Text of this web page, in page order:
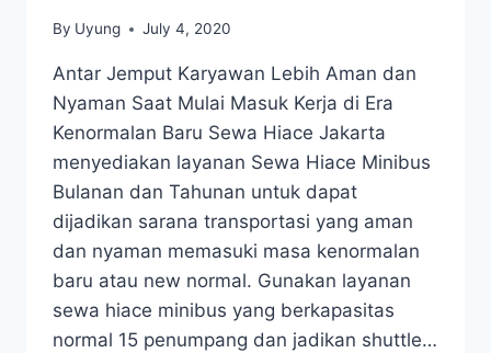
By Uyung July 4, 2020
Antar Jemput Karyawan Lebih Aman dan
Nyaman Saat Mulai Masuk Kerja di Era
Kenormalan Baru Sewa Hiace Jakarta
menyediakan layanan Sewa Hiace Minibus
Bulanan dan Tahunan untuk dapat
dijadikan sarana transportasi yang aman
dan nyaman memasuki masa kenormalan
baru atau new normal. Gunakan layanan
sewa hiace minibus yang berkapasitas
normal 15 penumpang dan jadikan shuttle…